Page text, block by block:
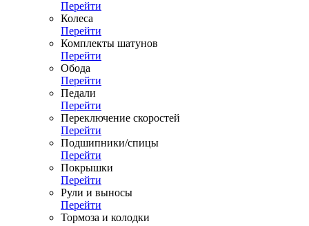
Перейти
Колеса
Перейти
Комплекты шатунов
Перейти
Обода
Перейти
Педали
Перейти
Переключение скоростей
Перейти
Подшипники/спицы
Перейти
Покрышки
Перейти
Рули и выносы
Перейти
Тормоза и колодки